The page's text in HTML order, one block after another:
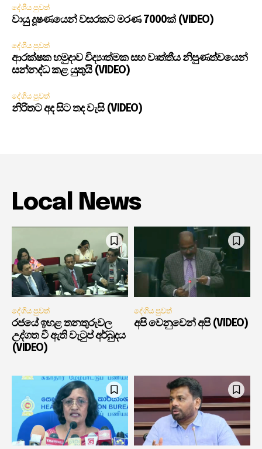
දේශීය පුවත්
වායු දූෂණයෙන් වසරකට මරණ 7000ක් (VIDEO)
දේශීය පුවත්
ආරක්ෂක හමුදාව විද්‍යාත්මක සහ වෘත්තීය නිපුණත්වයෙන්
සන්නද්ධ කළ යුතුයි (VIDEO)
දේශීය පුවත්
නිරිතට අද සිට තද වැසි (VIDEO)
Local News
දේශීය පුවත්
රජයේ ඉහළ තනතුරුවල
උද්ගත වී ඇති වැටුප් අර්බුදය
(VIDEO)
දේශීය පුවත්
අපි වෙනුවෙන් අපි (VIDEO)